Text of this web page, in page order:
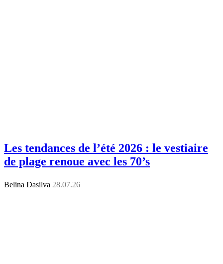
Les tendances de l’été 2026 : le vestiaire
de plage renoue avec les 70’s
Belina Dasilva 28.07.26